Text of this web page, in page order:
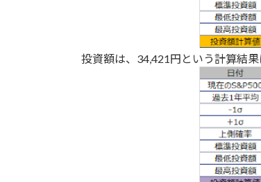
投資額は、34,421円という計算結果